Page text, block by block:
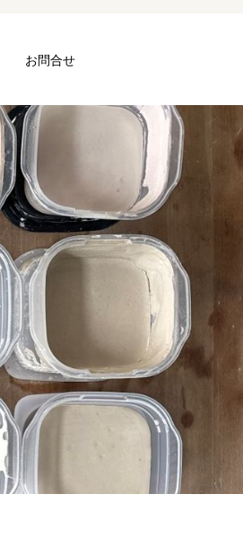
お問合せ